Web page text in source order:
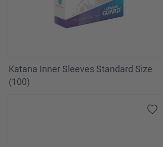
Katana Inner Sleeves Standard Size
(100)